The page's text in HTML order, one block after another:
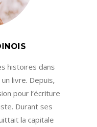
histoires dans
livre. Depuis,
pour l’écriture
Durant ses
la capitale